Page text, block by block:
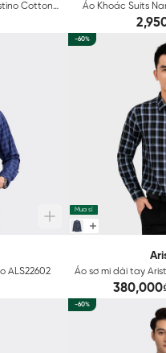
Cotton
Áo Khoác Suits
ALS22602
-60%
Mua sỉ
Áo sơ mi dài tay
-60%